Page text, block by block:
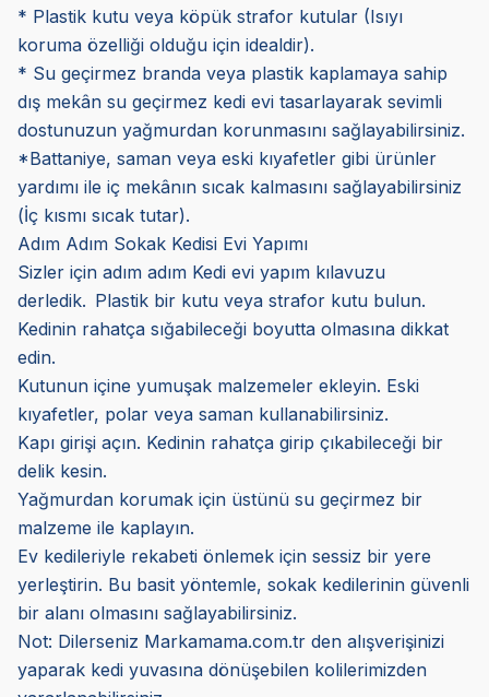
* Plastik kutu veya köpük strafor kutular (Isıyı
koruma özelliği olduğu için idealdir).
* Su geçirmez branda veya plastik kaplamaya sahip
dış mekân su geçirmez kedi evi tasarlayarak sevimli
dostunuzun yağmurdan korunmasını sağlayabilirsiniz.
*Battaniye, saman veya eski kıyafetler gibi ürünler
yardımı ile iç mekânın sıcak kalmasını sağlayabilirsiniz
(İç kısmı sıcak tutar).
Adım Adım Sokak Kedisi Evi Yapımı
Sizler için adım adım Kedi evi yapım kılavuzu
derledik. Plastik bir kutu veya strafor kutu bulun.
Kedinin rahatça sığabileceği boyutta olmasına dikkat
edin.
Kutunun içine yumuşak malzemeler ekleyin. Eski
kıyafetler, polar veya saman kullanabilirsiniz.
Kapı girişi açın. Kedinin rahatça girip çıkabileceği bir
delik kesin.
Yağmurdan korumak için üstünü su geçirmez bir
malzeme ile kaplayın.
Ev kedileriyle rekabeti önlemek için sessiz bir yere
yerleştirin. Bu basit yöntemle, sokak kedilerinin güvenli
bir alanı olmasını sağlayabilirsiniz.
Not: Dilerseniz Markamama.com.tr den alışverişinizi
yaparak kedi yuvasına dönüşebilen kolilerimizden